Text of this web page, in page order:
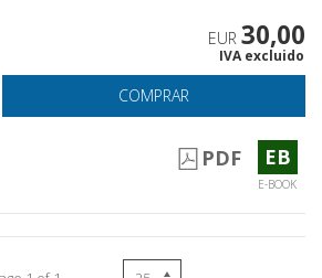
EUR 30,00
IVA excluido
COMPRAR
PDF EB
E-BOOK